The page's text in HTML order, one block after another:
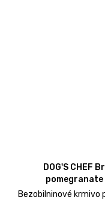
DOG'S CHEF
pomegranate
Bezobilninové krmivo